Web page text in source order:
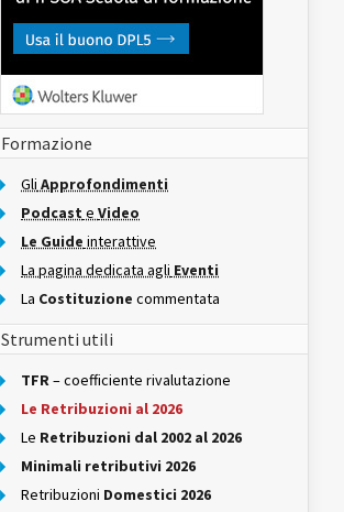
Formazione
Gli Approfondimenti
Podcast e Video
Le Guide interattive
La pagina dedicata agli Eventi
La Costituzione commentata
Strumenti utili
TFR– coefficiente rivalutazione
Le Retribuzioni al 2026
Le Retribuzioni dal 2002 al 2026
Minimali retributivi 2026
Retribuzioni Domestici 2026